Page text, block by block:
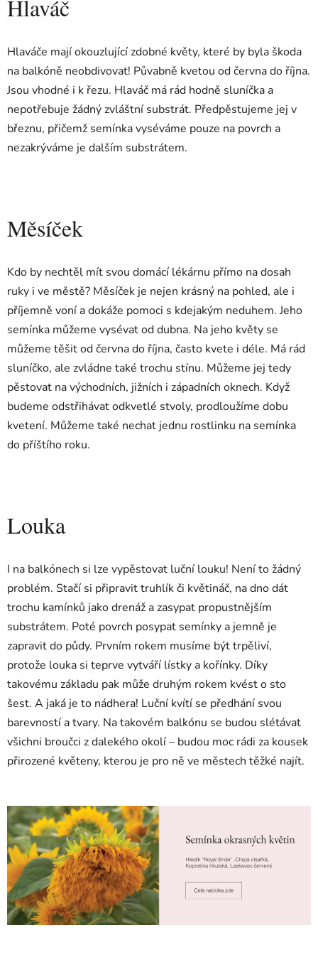
Hlaváč
Hlaváče mají okouzlující zdobné květy, které by byla škoda
na balkóně neobdivovat! Půvabně kvetou od června do října.
Jsou vhodné i k řezu. Hlaváč má rád hodně sluníčka a
nepotřebuje žádný zvláštní substrát. Předpěstujeme jej v
březnu, přičemž semínka vyséváme pouze na povrch a
nezakrýváme je dalším substrátem.
Měsíček
Kdo by nechtěl mít svou domácí lékárnu přímo na dosah
ruky i ve městě? Měsíček je nejen krásný na pohled, ale i
příjemně voní a dokáže pomoci s kdejakým neduhem. Jeho
semínka můžeme vysévat od dubna. Na jeho květy se
můžeme těšit od června do října, často kvete i déle. Má rád
sluníčko, ale zvládne také trochu stínu. Můžeme jej tedy
pěstovat na východních, jižních i západních oknech. Když
budeme odstřihávat odkvetlé stvoly, prodloužíme dobu
kvetení. Můžeme také nechat jednu rostlinku na semínka
do příštího roku.
Louka
I na balkónech si lze vypěstovat luční louku! Není to žádný
problém. Stačí si připravit truhlík či květináč, na dno dát
trochu kamínků jako drenáž a zasypat propustnějším
substrátem. Poté povrch posypat semínky a jemně je
zapravit do půdy. Prvním rokem musíme být trpěliví,
protože louka si teprve vytváří lístky a kořínky. Díky
takovému základu pak může druhým rokem kvést o sto
šest. A jaká je to nádhera! Luční kvítí se předhání svou
barevností a tvary. Na takovém balkónu se budou slétávat
všichni broučci z dalekého okolí – budou moc rádi za kousek
přirozené květeny, kterou je pro ně ve městech těžké najít.